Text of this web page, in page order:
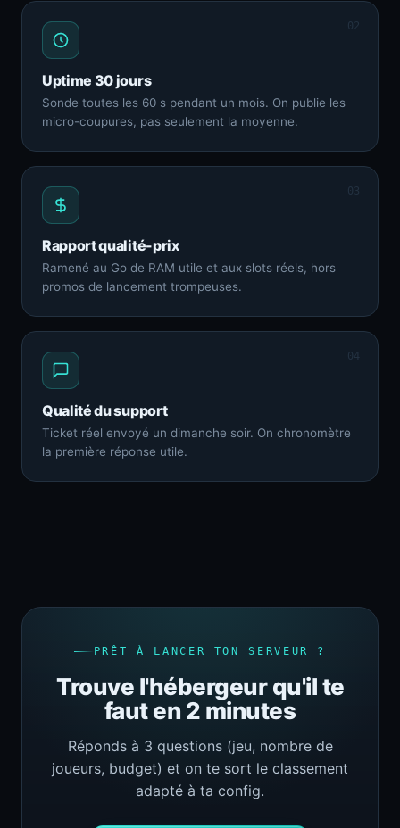
02
Uptime 30 jours
Sonde toutes les 60 s pendant un mois. On publie les
micro-coupures, pas seulement la moyenne.
03
Rapport qualité-prix
Ramené au Go de RAM utile et aux slots réels, hors
promos de lancement trompeuses.
04
Qualité du support
Ticket réel envoyé un dimanche soir. On chronomètre
la première réponse utile.
PRÊT À LANCER TON SERVEUR ?
Trouve l'hébergeur qu'il te
faut en 2 minutes
Réponds à 3 questions (jeu, nombre de
joueurs, budget) et on te sort le classement
adapté à ta config.